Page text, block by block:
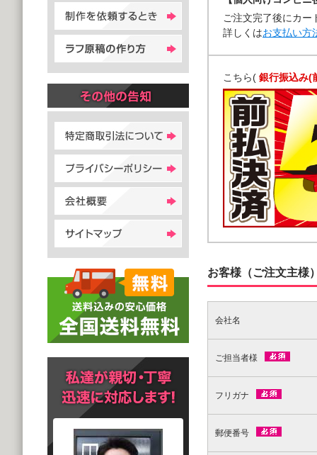
ご注文完了後にカー
詳しくはお支払い方
こちら( 銀行振込み(
お客様（ご注文主様
会社名
ご担当者様
フリガナ
郵便番号